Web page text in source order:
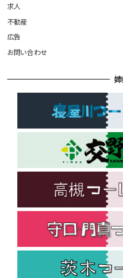
求人
不動産
広告
お問い合わせ